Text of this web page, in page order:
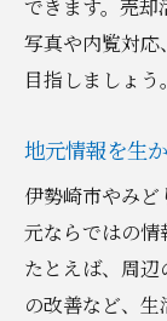
できます。売却
写真や内覧対応
目指しましょう。
地元情報を生
伊勢崎市やみ
元ならではの情
たとえば、周
の改善など、